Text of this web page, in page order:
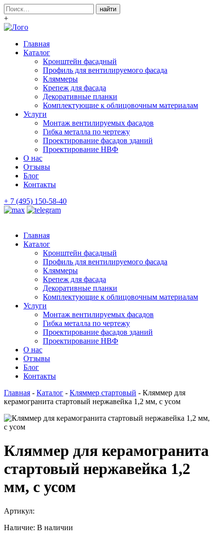
Поиск:
+
Главная
Каталог
Кронштейн фасадный
Профиль для вентилируемого фасада
Кляммеры
Крепеж для фасада
Декоративные планки
Комплектующие к облицовочным материалам
Услуги
Монтаж вентилируемых фасадов
Гибка металла по чертежу
Проектирование фасадов зданий
Проектирование НВФ
О нас
Отзывы
Блог
Контакты
+ 7 (495) 150-58-40
Главная
Каталог
Кронштейн фасадный
Профиль для вентилируемого фасада
Кляммеры
Крепеж для фасада
Декоративные планки
Комплектующие к облицовочным материалам
Услуги
Монтаж вентилируемых фасадов
Гибка металла по чертежу
Проектирование фасадов зданий
Проектирование НВФ
О нас
Отзывы
Блог
Контакты
Главная - Каталог - Кляммер стартовый - Кляммер для
керамогранита стартовый нержавейка 1,2 мм, с усом
Кляммер для керамогранита
стартовый нержавейка 1,2
мм, с усом
Артикул:
Наличие: В наличии